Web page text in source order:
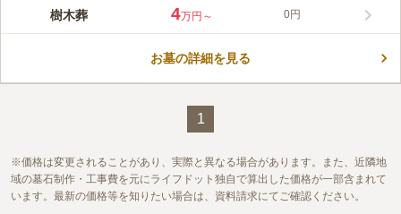
今から600年以上に開山された、真言宗智山派の寺院が連光寺で
法印重元和尚によって創建された蓮光寺が管理している霊園で
植えられています。四季折々の花や木が楽しみながらお参りする
です。
この霊園はまだ誰からも評価されていません。
樹木葬 4万円～ 0円
お墓の詳細を見る
1
価格は変更されることがあり、実際と異なる場合があります。また、近隣地
域の墓石制作・工事費を元にライフドット独自で算出した価格が一部含まれて
います。最新の価格等を知りたい場合は、資料請求にてご確認ください。